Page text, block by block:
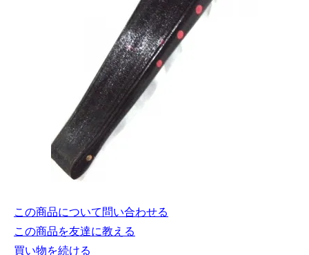
この商品について問い合わせる
この商品を友達に教える
買い物を続ける